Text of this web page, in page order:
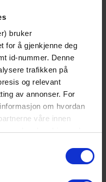
bruker
for å gjenkjenne deg
id-nummer. Denne
trafikken på
og relevant
av annonser. For
om hvordan
våre innen
som kan kombinere den
din bruk av
opplysninger vi